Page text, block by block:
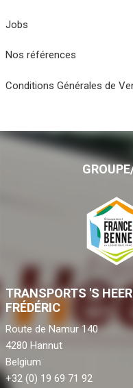
Jobs
Nos références
Conditions Générales de
TRANSPORTS 'S
FRÉDÉRIC
Route de Namur 140
4280 Hannut
Belgium
+32 (0) 19 69 71 92